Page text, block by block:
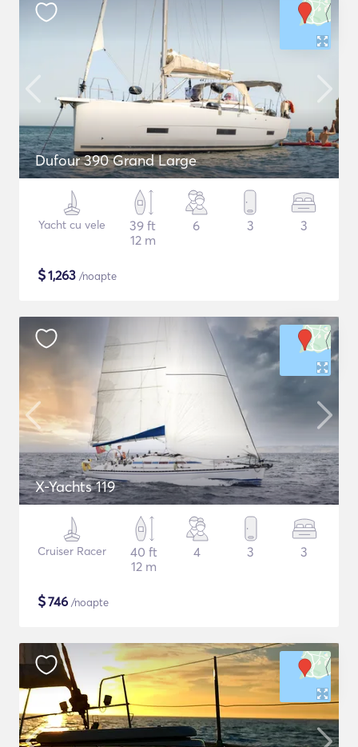
Dufour 390 Grand Large
Yacht cu vele
39 ft
12 m
6 3 3
$1,263 /noapte
X-Yachts 119
Cruiser Racer
40 ft
12 m
4 3 3
$746 /noapte